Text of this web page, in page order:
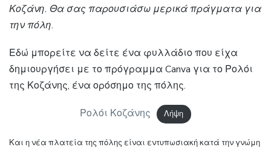
Κοζάνη. Θα σας παρουσιάσω μερικά πράγματα για
την πόλη.
Εδώ μπορείτε να δείτε ένα φυλλάδιο που είχα
δημιουργήσει με το πρόγραμμα Canva για το Ρολόι
της Κοζάνης, ένα ορόσημο της πόλης.
Ρολόι Κοζάνης Λήψη
Και η νέα πλατεία της πόλης είναι εντυπωσιακή κατά την γνώμη